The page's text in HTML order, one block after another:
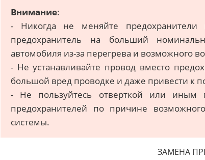
Внимание:
- Никогда не меняйте предохранители
предохранитель на больший
автомобиля из-за перегрева и возможного
- Не устанавливайте провод вместо
большой вред проводке и даже привести к
- Не пользуйтесь отверткой или иным
предохранителей по причине
системы.
ЗАМЕНА